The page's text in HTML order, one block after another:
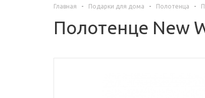
Главная - Подарки для дома - Полотенца -
Полотенце New